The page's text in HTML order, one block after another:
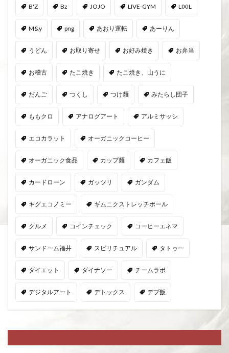
B'Z Bz JOJO LIVE-GYM LIXIL
M&y png あおり運転 あーりん
うどん お取り寄せ お好み焼き お弁当
お稽古 たこ焼き たこ焼き、山うに
だんご つくし つけ麺 みたらし団子
ももクロ アナログアート アルミサッシ
エコカラット オーガニックコーヒー
オーガニック食品 カップ麺 カフェ飯
カードローン ガッツリ ガンダム
ギグエコノミー ギムニクストレッチボール
グルメ コインチェック コーヒーエネマ
サンドーム福井 スピリチュアル タトゥー
ダイエット ダイナソー チームラボ
デジタルアート デトックス デブ飯